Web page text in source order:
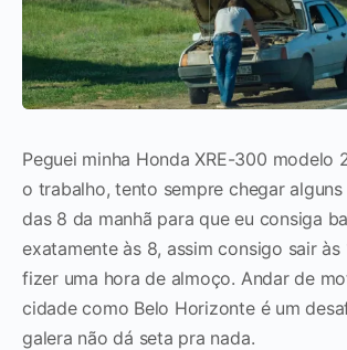
Peguei minha Honda XRE-300 modelo
o trabalho, tento sempre chegar
das 8 da manhã para que eu consiga
exatamente às 8, assim consigo sair às
fizer uma hora de almoço. Andar de
cidade como Belo Horizonte é um
galera não dá seta pra nada.